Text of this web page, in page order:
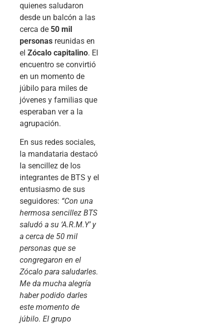
quienes saludaron
desde un balcón a las
cerca de 50 mil
personas reunidas en
el Zócalo capitalino. El
encuentro se convirtió
en un momento de
júbilo para miles de
jóvenes y familias que
esperaban ver a la
agrupación.
En sus redes sociales,
la mandataria destacó
la sencillez de los
integrantes de BTS y el
entusiasmo de sus
seguidores: “Con una
hermosa sencillez BTS
saludó a su ‘A.R.M.Y’ y
a cerca de 50 mil
personas que se
congregaron en el
Zócalo para saludarles.
Me da mucha alegría
haber podido darles
este momento de
júbilo. El grupo